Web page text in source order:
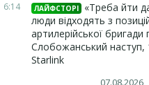
6:14 ЛАЙФСТОРІ
«Треба йти
люди відходять з
артилерійської бригади
Слобожанський наступ,
Starlink
07.08.2026